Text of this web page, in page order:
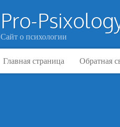
Pro-
Сайт о психологии
Главная страница Обратная